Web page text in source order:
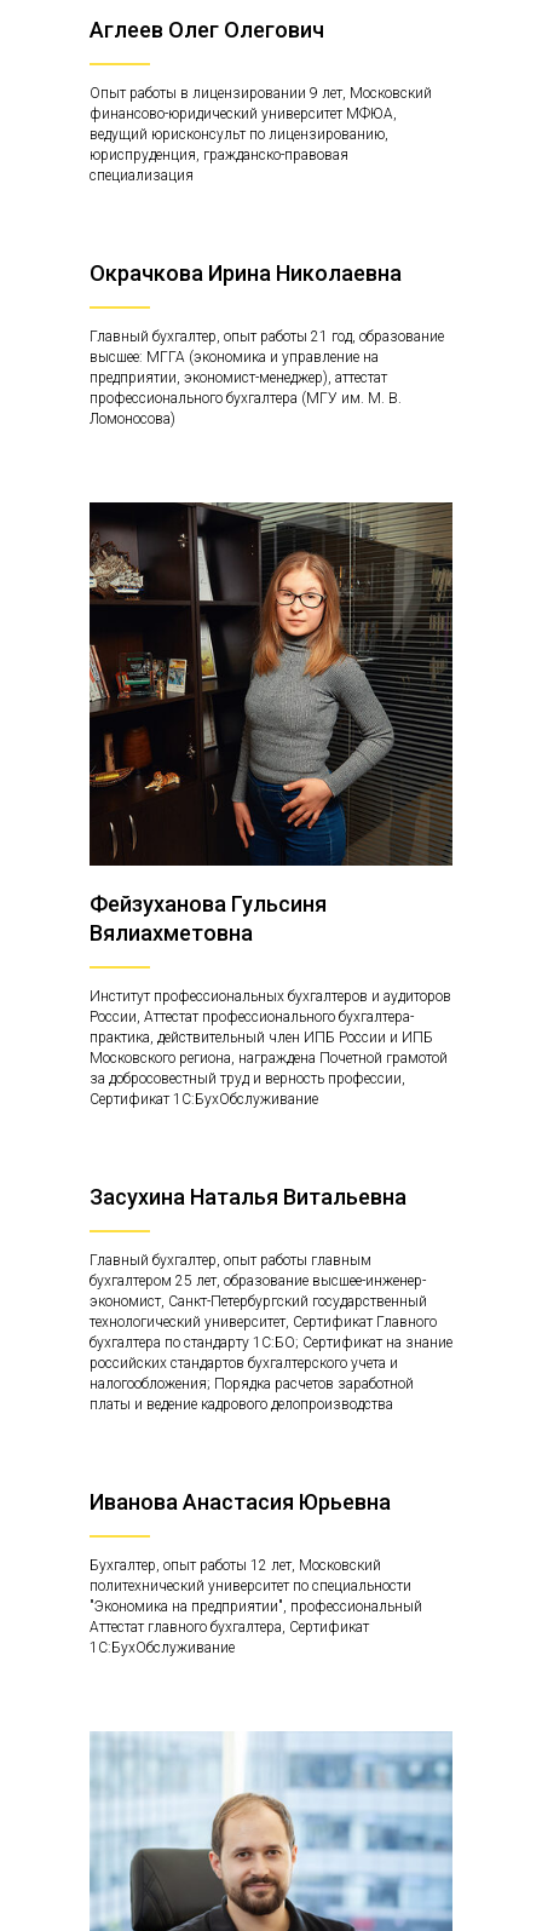
Аглеев Олег Олегович
Опыт работы в лицензировании 9 лет, Московский
финансово-юридический университет МФЮА,
ведущий юрисконсульт по лицензированию,
юриспруденция, гражданско-правовая
специализация
Окрачкова Ирина Николаевна
Главный бухгалтер, опыт работы 21 год, образование
высшее: МГГА (экономика и управление на
предприятии, экономист-менеджер), аттестат
профессионального бухгалтера (МГУ им. М. В.
Ломоносова)
Фейзуханова Гульсиня
Вялиахметовна
Институт профессиональных бухгалтеров и аудиторов
России, Аттестат профессионального бухгалтера-
практика, действительный член ИПБ России и ИПБ
Московского региона, награждена Почетной грамотой
за добросовестный труд и верность профессии,
Сертификат 1С:БухОбслуживание
Засухина Наталья Витальевна
Главный бухгалтер, опыт работы главным
бухгалтером 25 лет, образование высшее-инженер-
экономист, Санкт-Петербургский государственный
технологический университет, Сертификат Главного
бухгалтера по стандарту 1С:БО; Сертификат на знание
российских стандартов бухгалтерского учета и
налогообложения; Порядка расчетов заработной
платы и ведение кадрового делопроизводства
Иванова Анастасия Юрьевна
Бухгалтер, опыт работы 12 лет, Московский
политехнический университет по специальности
"Экономика на предприятии", профессиональный
Аттестат главного бухгалтера, Сертификат
1С:БухОбслуживание